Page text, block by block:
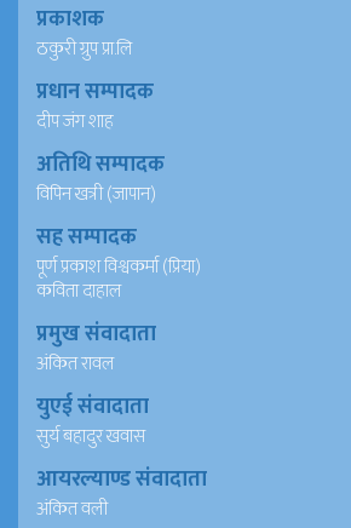
प्रकाशक
ठकुरी ग्रुप प्रा.लि
प्रधान सम्पादक
दीप जंग शाह
अतिथि सम्पादक
विपिन खत्री (जापान)
सह सम्पादक
पूर्ण प्रकाश विश्वकर्मा (प्रिया)
कविता दाहाल
प्रमुख संवादाता
अंकित रावल
युएई संवादाता
सुर्य बहादुर खवास
आयरल्याण्ड संवादाता
अंकित वली